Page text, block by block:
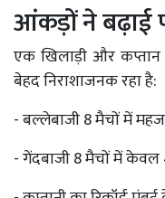
आंकड़ों ने बढ़ाई
एक खिलाड़ी और
बेहद निराशाजनक रहा है:
- बल्लेबाजी 8 मैचों में महज
- गेंदबाजी 8 मैचों में